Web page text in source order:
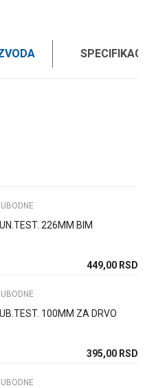
9 - 4 :
226MM BIM
449,00 RSD
100MM ZA DRVO
395,00 RSD